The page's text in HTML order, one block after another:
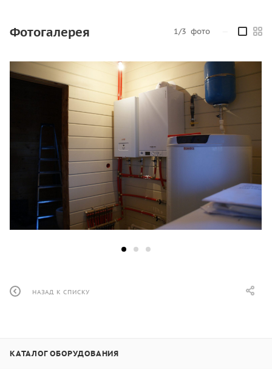
Фотогалерея 1/3 фото
НАЗАД К СПИСКУ
КАТАЛОГ ОБОРУДОВАНИЯ